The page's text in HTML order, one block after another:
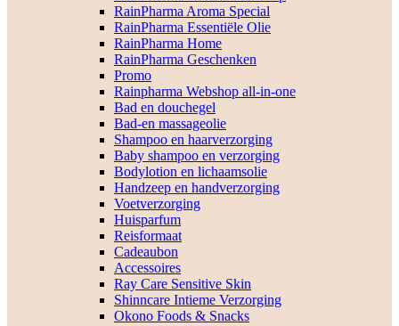
RainPharma Aroma Special
RainPharma Essentiële Olie
RainPharma Home
RainPharma Geschenken
Promo
Rainpharma Webshop all-in-one
Bad en douchegel
Bad-en massageolie
Shampoo en haarverzorging
Baby shampoo en verzorging
Bodylotion en lichaamsolie
Handzeep en handverzorging
Voetverzorging
Huisparfum
Reisformaat
Cadeaubon
Accessoires
Ray Care Sensitive Skin
Shinncare Intieme Verzorging
Okono Foods & Snacks